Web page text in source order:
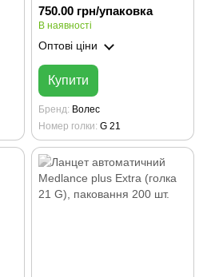
Standard+/ Волес,
упаковка 100 шт.
750.00 грн/упаковка
В наявності
Оптові ціни
Купити
Бренд Волес
Номер голки G 21